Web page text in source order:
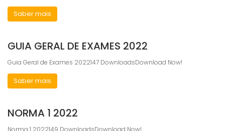
Saber mais
GUIA GERAL DE EXAMES 2022
Guia Geral de Exames 2022147 DownloadsDownload Now!
Saber mais
NORMA 1 2022
Norma 1 2022149 DownloadsDownload Now!